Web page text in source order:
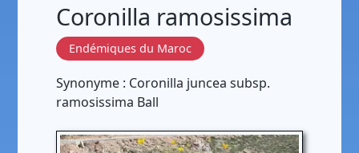
Coronilla ramosissima
Endémiques du Maroc
Synonyme : Coronilla juncea subsp.
ramosissima Ball